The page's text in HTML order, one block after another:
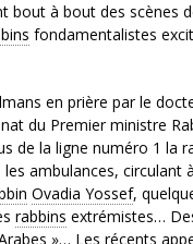
à bout des scènes
fondamentalistes
en prière par le
du Premier ministre
de la ligne numéro 1 la
ambulances, circulant
Ovadia Yossef,
rabbins extrémistes…
»… Les récents